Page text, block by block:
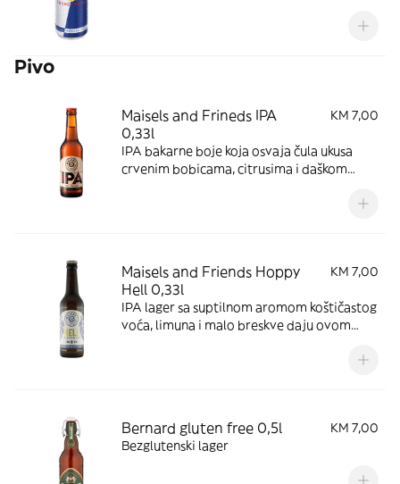
Pivo
Maisels and Frineds IPA
0,33l
KM 7,00
IPA bakarne boje koja osvaja čula ukusa
crvenim bobicama, citrusima i daškom
Maisels and Friends Hoppy
Hell 0,33l
KM 7,00
IPA lager sa suptilnom aromom koštičastog
voća, limuna i malo breskve daju ovom
Bernard gluten free 0,5l
KM 7,00
Bezglutenski lager